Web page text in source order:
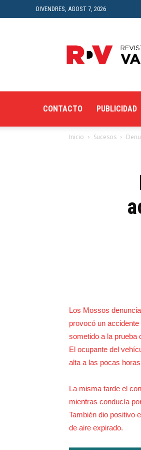
DIVENDRES, AGOST 7, 2026
Digital
del
CONTACTO PUBLICIDAD
Inicio Sucesos
Los Mossos
provocó un
sometido a la prueba
El ocupante del
alta a las pocas
La misma tarde el
mientras conducía
También dio positivo
de aire expirado.